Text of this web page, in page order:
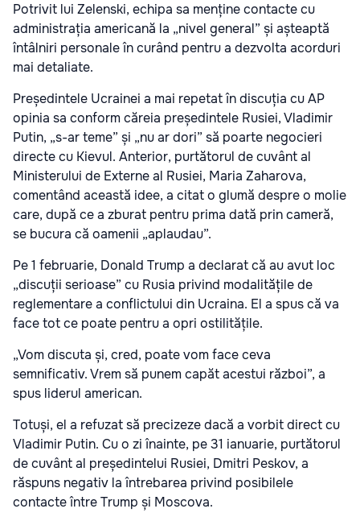
Potrivit lui Zelenski, echipa sa menține contacte cu
administrația americană la „nivel general” și așteaptă
întâlniri personale în curând pentru a dezvolta acorduri
mai detaliate.
Președintele Ucrainei a mai repetat în discuția cu AP
opinia sa conform căreia președintele Rusiei, Vladimir
Putin, „s-ar teme” și „nu ar dori” să poarte negocieri
directe cu Kievul. Anterior, purtătorul de cuvânt al
Ministerului de Externe al Rusiei, Maria Zaharova,
comentând această idee, a citat o glumă despre o molie
care, după ce a zburat pentru prima dată prin cameră,
se bucura că oamenii „aplaudau”.
Pe 1 februarie, Donald Trump a declarat că au avut loc
„discuții serioase” cu Rusia privind modalitățile de
reglementare a conflictului din Ucraina. El a spus că va
face tot ce poate pentru a opri ostilitățile.
„Vom discuta și, cred, poate vom face ceva
semnificativ. Vrem să punem capăt acestui război”, a
spus liderul american.
Totuși, el a refuzat să precizeze dacă a vorbit direct cu
Vladimir Putin. Cu o zi înainte, pe 31 ianuarie, purtătorul
de cuvânt al președintelui Rusiei, Dmitri Peskov, a
răspuns negativ la întrebarea privind posibilele
contacte între Trump și Moscova.